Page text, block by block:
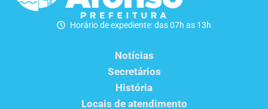
Horário de expediente: das 07h as 13h
Notícias
Secretários
História
Locais de atendimento